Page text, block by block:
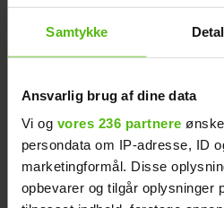
Samtykke
Ansvarlig brug af dine data
Vi og vores 236 partnere
persondata om IP-adresse, ID
marketingformål. Disse
opbevarer og tilgår oplysninger